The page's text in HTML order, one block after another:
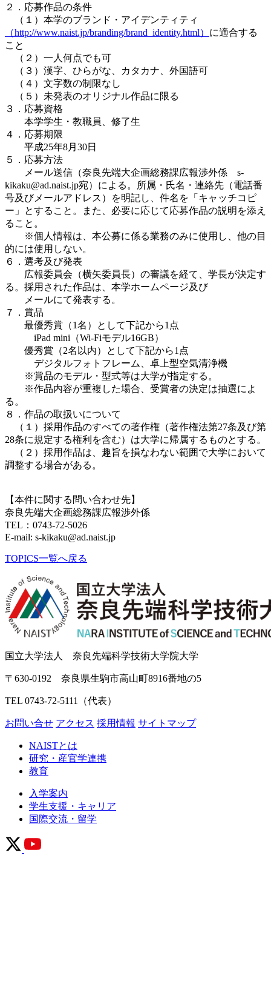
２．応募作品の条件
（１）本学のブランド・アイデンティティ
（http://www.naist.jp/branding/brand_identity.html） に適合する
こと
（２）一人何点でも可
（３）漢字、ひらがな、カタカナ、外国語可
（４）文字数の制限なし
（５）未発表のオリジナル作品に限る
３．応募資格
本学学生・教職員、修了生
４．応募期限
平成25年8月30日
５．応募方法
メール送信（奈良先端大企画総務課広報渉外係 s-
kikaku@ad.naist.jp宛）による。所属・氏名・連絡先（電話番
号及びメールアドレス）を明記し、件名を「キャッチコピ
ー」とすること。また、必要に応じて応募作品の説明を添え
ること。
※個人情報は、本公募に係る業務のみに使用し、他の目
的には使用しない。
６．選考及び発表
広報委員会（横矢委員長）の審議を経て、学長が決定す
る。採用された作品は、本学ホームページ及び
メールにて発表する。
７．賞品
最優秀賞（1名）として下記から1点
iPad mini（Wi-Fiモデル16GB）
優秀賞（2名以内）として下記から1点
デジタルフォトフレーム、卓上型空気清浄機
※賞品のモデル・型式等は大学が指定する。
※作品内容が重複した場合、受賞者の決定は抽選によ
る。
８．作品の取扱いについて
（１）採用作品のすべての著作権（著作権法第27条及び第
28条に規定する権利を含む）は大学に帰属するものとする。
（２）採用作品は、趣旨を損なわない範囲で大学において
調整する場合がある。
【本件に関する問い合わせ先】
奈良先端大企画総務課広報渉外係
TEL：0743-72-5026
E-mail: s-kikaku@ad.naist.jp
TOPICS一覧へ戻る
国立大学法人 奈良先端科学技術大学院大学
〒630-0192 奈良県生駒市高山町8916番地の5
TEL 0743-72-5111（代表）
お問い合せ アクセス 採用情報 サイトマップ
NAISTとは
研究・産官学連携
教育
入学案内
学生支援・キャリア
国際交流・留学